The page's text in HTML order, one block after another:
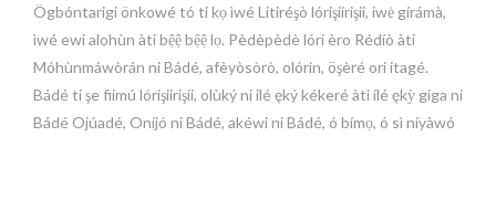
Ögbóntarigi önkowé tó ti kọ ìwé Litiréşò lórişiirişii, iwė gírámà,
ìwé ewi alohùn àti bệệ bệệ lọ. Pèdèpèdè lórí èro Rédíò àti
Móhùnmáwòrán ni Bádé, afèyòsòrò, olórin, öşèré ori itagé.
Bádé ti şe fiimú lórişiirişii, olùký ni ilé ęký kékeré àti ilé ękỳ giga ni
Bádé Ojúadé, Oníjó ni Bádé, akéwi ni Bádé, ó bímọ, ó sì níyàwó